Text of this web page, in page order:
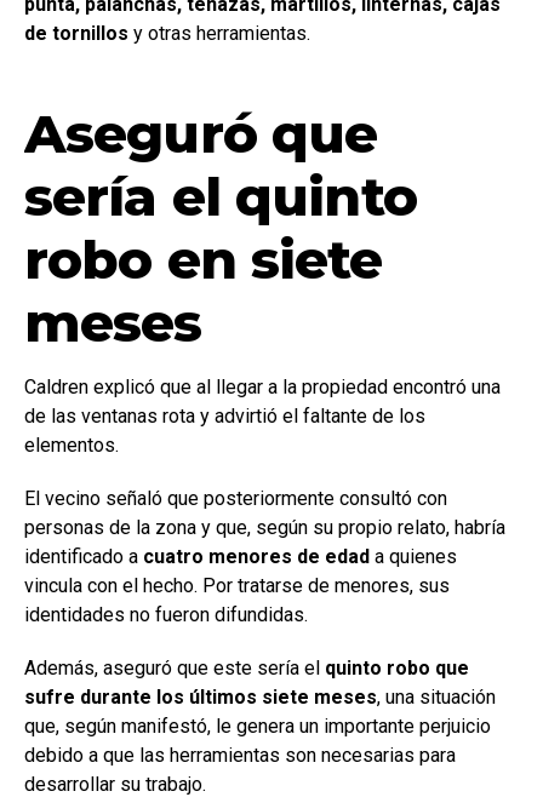
de tornillos y otras herramientas.
Aseguró que
sería el quinto
robo en siete
meses
Caldren explicó que al llegar a la propiedad encontró una
de las ventanas rota y advirtió el faltante de los
elementos.
El vecino señaló que posteriormente consultó con
personas de la zona y que, según su propio relato, habría
identificado a cuatro menores de edad a quienes
vincula con el hecho. Por tratarse de menores, sus
identidades no fueron difundidas.
Además, aseguró que este sería el quinto robo que
sufre durante los últimos siete meses, una situación
que, según manifestó, le genera un importante perjuicio
debido a que las herramientas son necesarias para
desarrollar su trabajo.